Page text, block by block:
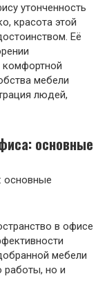
утонченность
красота этой
Её
комфортной
мебели
людей,
основные
в офисе
мебели
работы, но и